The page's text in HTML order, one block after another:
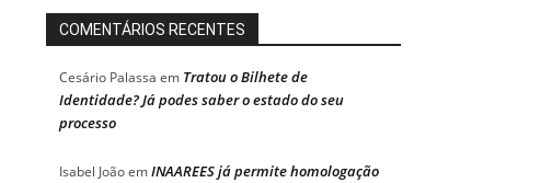
COMENTÁRIOS RECENTES
Cesário Palassa em Tratou o Bilhete de
Identidade? Já podes saber o estado do seu
processo
Isabel JoãoemINAAREES já permite homologação